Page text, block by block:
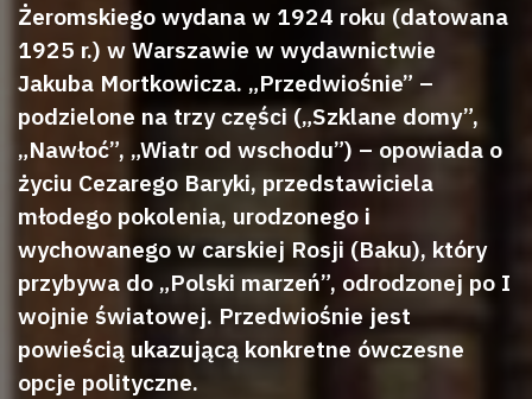
Żeromskiego wydana w 1924 roku (datowana
1925 r.) w Warszawie w wydawnictwie
Jakuba Mortkowicza. „Przedwiośnie” –
podzielone na trzy części („Szklane domy”,
„Nawłoć”, „Wiatr od wschodu”) – opowiada o
życiu Cezarego Baryki, przedstawiciela
młodego pokolenia, urodzonego i
wychowanego w carskiej Rosji (Baku), który
przybywa do „Polski marzeń”, odrodzonej po I
wojnie światowej. Przedwiośnie jest
powieścią ukazującą konkretne ówczesne
opcje polityczne.